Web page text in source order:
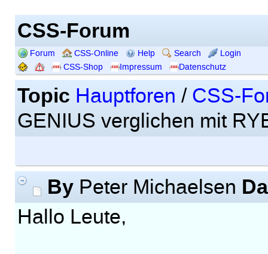
CSS-Forum
Forum CSS-Online Help Search
Login
CSS-Shop
Impressum Datenschutz
Topic Hauptforen / CSS-
GENIUS verglichen mit
ByPeter Michaelsen
Hallo Leute,